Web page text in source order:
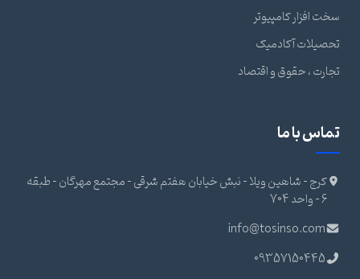
سخت افزار کامپیوتر
تحصیلات آکادمیک
تجارت ، حقوق و اقتصاد
تماس با ما
کرج - شاهین ویلا - نبش خیابان هفتم شرقی - مجتمع مهرگان - طبقه
6 - واحد 704
info@tosinso.com
09357150445